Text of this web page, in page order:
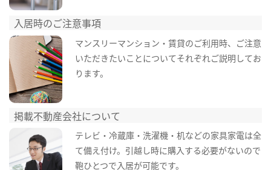
入居時のご注意事項
マンスリーマンション・賃貸のご利用時、ご注意
いただきたいことについてそれぞれご説明してお
ります。
掲載不動産会社について
テレビ・冷蔵庫・洗濯機・机などの家具家電は全
て備え付け。引越し時に購入する必要がないので
鞄ひとつで入居が可能です。